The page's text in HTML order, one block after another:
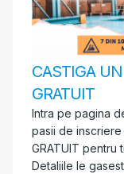
CASTIGA
GRATUIT
Intra pe pagina
pasii de
GRATUIT pentru
Detaliile le